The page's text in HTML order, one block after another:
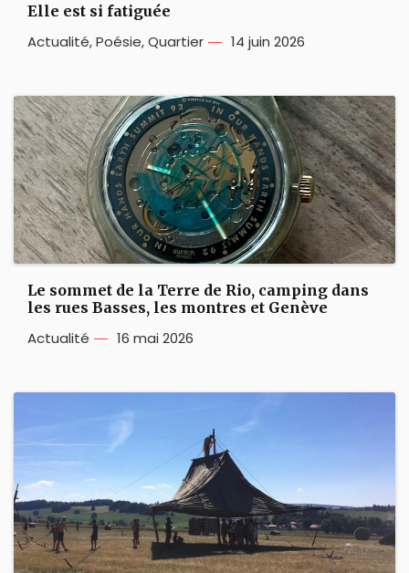
Elle est si fatiguée
Actualité,Poésie,Quartier 14 juin 2026
Le sommet de la Terre de Rio, camping dans
les rues Basses, les montres et Genève
Actualité 16 mai 2026